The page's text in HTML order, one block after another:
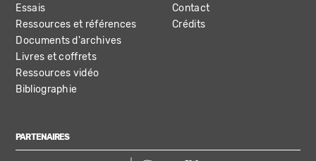
Essais
Ressources et références
Documents d'archives
Livres et coffrets
Ressources vidéo
Bibliographie
Contact
Crédits
PARTENAIRES